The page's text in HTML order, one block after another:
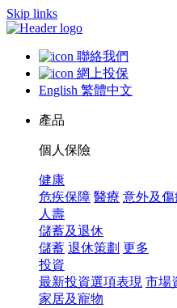
Skip links
聯絡我們
網上投保
English 繁體中文
產品
個人保險
健康
危疾保障 醫療 意外及傷
人壽
儲蓄及退休
儲蓄 退休策劃 更多
投資
最新投資選項表現 市場
家居及寵物